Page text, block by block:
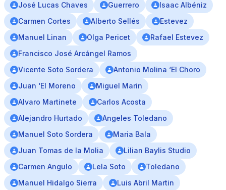
José Lucas Chaves
Guerrero
Isaac Albéniz
Carmen Cortes
Alberto Sellés
Estevez
Manuel Linan
Olga Pericet
Rafael Estevez
Francisco José Arcángel Ramos
Vicente Soto Sordera
Antonio Molina ‘El Choro
Juan ‘El Moreno
Miguel Marin
Alvaro Martinete
Carlos Acosta
Alejandro Hurtado
Angeles Toledano
Manuel Soto Sordera
Maria Bala
Juan Tomas de la Molia
Lilian Baylis Studio
Carmen Angulo
Lela Soto
Toledano
Manuel Hidalgo Sierra
Luis Abril Martin